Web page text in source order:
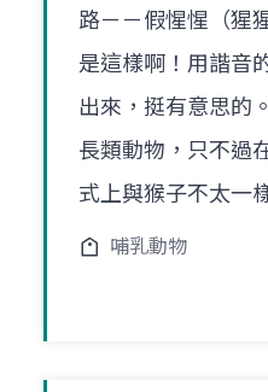
路－－假惺惺（猩
是這樣啊！用諧音
出來，挺有意思的
長類動物，只不過
式上與猴子不太一
哺乳動物